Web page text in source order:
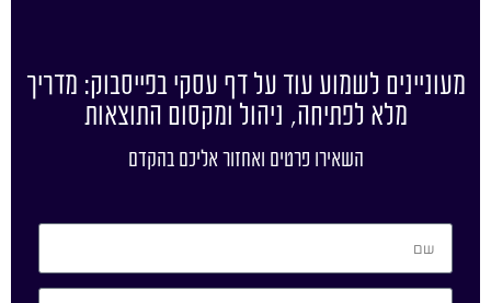
מעוניינים לשמוע עוד על דף עסקי בפייסבוק: מדריך
מלא לפתיחה, ניהול ומקסום התוצאות
השאירו פרטים ואחזור אליכם בהקדם